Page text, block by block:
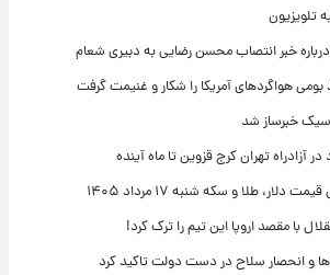
تلویزیون
خبر انتصاب محسن رضایی به دبیری شعام
بومی هواگردهای آمریکا را شکار و غنیمت گرفت
خبرساز شد
آزادراه تهران کرج قزوین تا ماه آینده
طلا و سکه شنبه ۱۷ مرداد ۱۴۰۵
با مقصد اروپا این تیم را ترک کرد!
و انحصار سلاح در دست دولت تاکید کرد